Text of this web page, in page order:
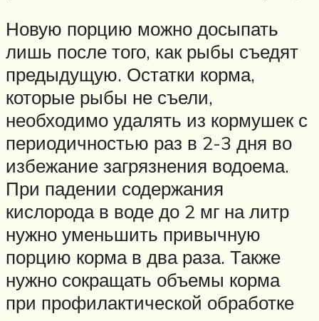
Новую порцию можно досыпать
лишь после того, как рыбы съедят
предыдущую. Остатки корма,
которые рыбы не съели,
необходимо удалять из кормушек с
периодичностью раз в 2-3 дня во
избежание загрязнения водоема.
При падении содержания
кислорода в воде до 2 мг на литр
нужно уменьшить привычную
порцию корма в два раза. Также
нужно сокращать объемы корма
при профилактической обработке